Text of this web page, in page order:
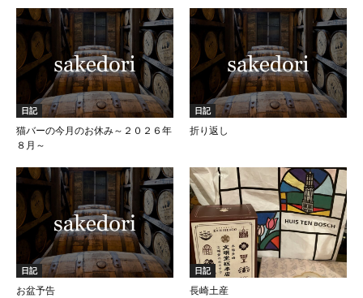
日記
猫バーの今月のお休み～２０２６年
８月～
日記
折り返し
日記
お盆予告
日記
長崎土産